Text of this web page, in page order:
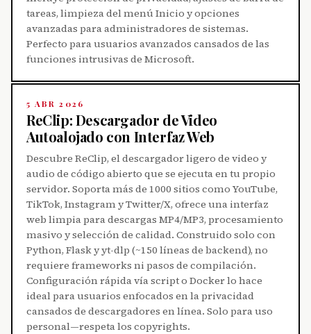
tareas, limpieza del menú Inicio y opciones
avanzadas para administradores de sistemas.
Perfecto para usuarios avanzados cansados de las
funciones intrusivas de Microsoft.
5 ABR 2026
ReClip: Descargador de Video
Autoalojado con Interfaz Web
Descubre ReClip, el descargador ligero de video y
audio de código abierto que se ejecuta en tu propio
servidor. Soporta más de 1000 sitios como YouTube,
TikTok, Instagram y Twitter/X, ofrece una interfaz
web limpia para descargas MP4/MP3, procesamiento
masivo y selección de calidad. Construido solo con
Python, Flask y yt-dlp (~150 líneas de backend), no
requiere frameworks ni pasos de compilación.
Configuración rápida vía script o Docker lo hace
ideal para usuarios enfocados en la privacidad
cansados de descargadores en línea. Solo para uso
personal—respeta los copyrights.